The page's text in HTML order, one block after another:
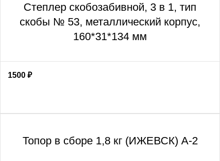
Степлер скобозабивной, 3 в 1, тип
скобы № 53, металлический корпус,
160*31*134 мм
1500 ₽
Топор в сборе 1,8 кг (ИЖЕВСК) А-2